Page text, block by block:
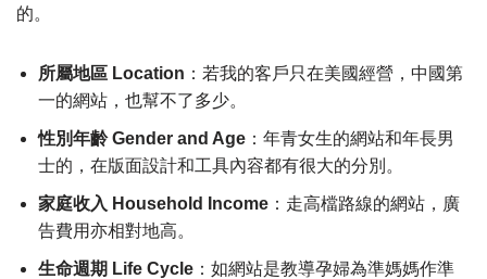
的。
所屬地區 Location ：若我的客戶只在美國經營，中國第
一的網站，也幫不了多少。
性別年齡 Gender and Age ：年青女生的網站和年長男
士的，在版面設計和工具內容都有很大的分別。
家庭收入 Household Income ：走高檔路線的網站，廣
告費用亦相對地高。
生命週期 Life Cycle ：如網站是教導孕婦為準媽媽作準